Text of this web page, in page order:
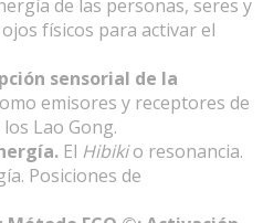
de las personas, seres y
físicos para activar el
sensorial de la
emisores y receptores de
Lao Gong.
El Hibikio resonancia.
Posiciones de